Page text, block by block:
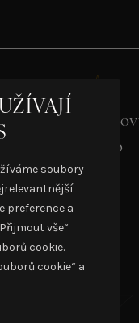
přístup
soubory
preference a
vše“
cookie.
cookie“ a